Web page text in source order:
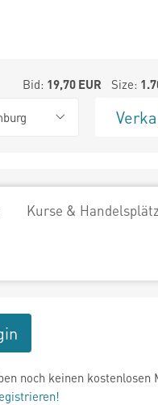
Bid: 19,70EUR Size:
Kurse &
noch keinen kostenlosen